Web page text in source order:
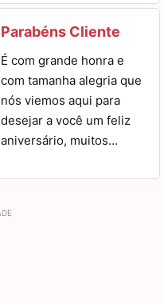
Parabéns Cliente
É com grande honra e
com tamanha alegria que
nós viemos aqui para
desejar a você um feliz
aniversário, muitos…